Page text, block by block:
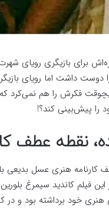
برای بازیگری رویای
را دوست داشت اما رویای
فکرش را هم نمی‌کرد که
را پیش‌بینی کند؟!
نقطه عطف
کارنامه هنری عسل بدیعی
در این فیلم کاندید
هنری خود برداشته بود و